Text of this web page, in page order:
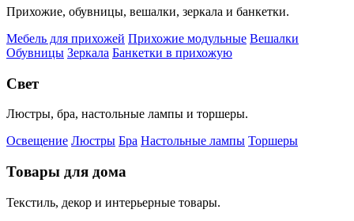
Прихожие, обувницы, вешалки, зеркала и банкетки.
Мебель для прихожей Прихожие модульные Вешалки
Обувницы Зеркала Банкетки в прихожую
Свет
Люстры, бра, настольные лампы и торшеры.
Освещение Люстры Бра Настольные лампы Торшеры
Товары для дома
Текстиль, декор и интерьерные товары.